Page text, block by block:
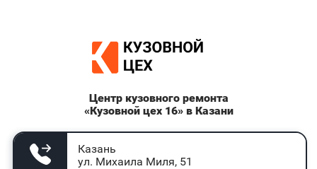
Центр кузовного ремонта
«Кузовной цех 16» в Казани
Казань
ул. Михаила Миля, 51